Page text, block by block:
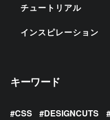
チュートリアル
インスピレーション
キーワード
CSS DESIGNCUTS